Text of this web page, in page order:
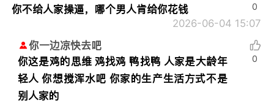
你不给人家操逼，哪个男人肯给你花钱
2026-06-04 15:07
0
你一边凉快去吧
你这是鸡的思维 鸡找鸡 鸭找鸭 人家是大龄年
轻人 你想搅浑水吧 你家的生产生活方式不是
别人家的
0